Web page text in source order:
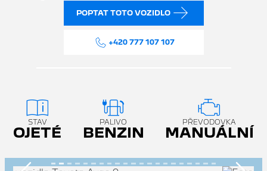
POPTAT TOTO VOZIDLO
+420 777 107 107
STAV
OJETÉ
PALIVO
BENZIN
PŘEVODOVKA
MANUÁLNÍ